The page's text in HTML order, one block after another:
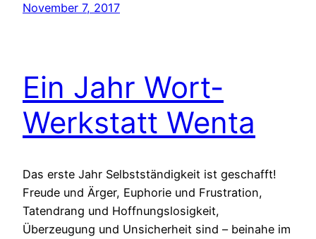
November 7, 2017
Ein Jahr Wort-
Werkstatt Wenta
Das erste Jahr Selbstständigkeit ist geschafft!
Freude und Ärger, Euphorie und Frustration,
Tatendrang und Hoffnungslosigkeit,
Überzeugung und Unsicherheit sind – beinahe im